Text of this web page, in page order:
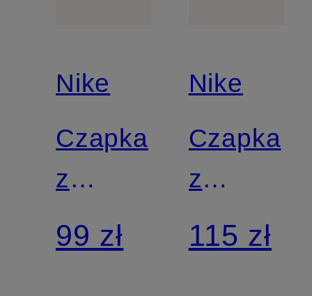
Nike
Czapka
z
daszkiem
CLUB
99 zł
Nike
Czapka
z
daszkiem
CLUB
115 zł